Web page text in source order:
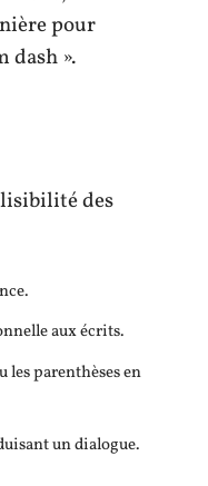
pour
dash ».
des
aux écrits.
les parenthèses en
un dialogue.